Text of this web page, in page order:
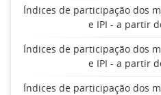
Índices de participação dos
e IPI - a partir
Índices de participação dos
e IPI - a partir
Índices de participação dos